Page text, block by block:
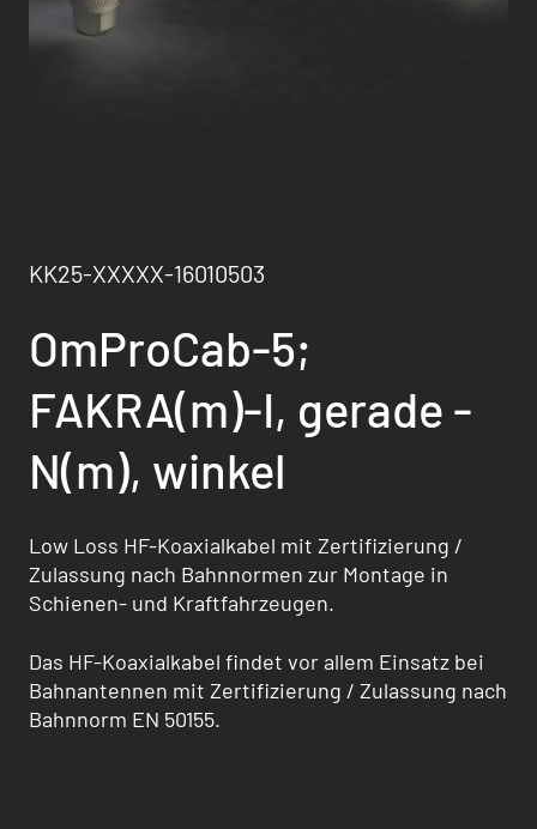
KK25-XXXXX-16010503
OmProCab-5;
FAKRA(m)-I, gerade -
N(m), winkel
Low Loss HF-Koaxialkabel mit Zertifizierung /
Zulassung nach Bahnnormen zur Montage in
Schienen- und Kraftfahrzeugen.
Das HF-Koaxialkabel findet vor allem Einsatz bei
Bahnantennen mit Zertifizierung / Zulas­sung nach
Bahnnorm EN 50155.